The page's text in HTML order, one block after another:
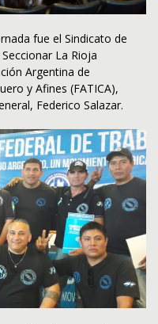
fue el Sindicato de
La Rioja
Argentina de
y Afines (FATICA),
Federico Salazar.